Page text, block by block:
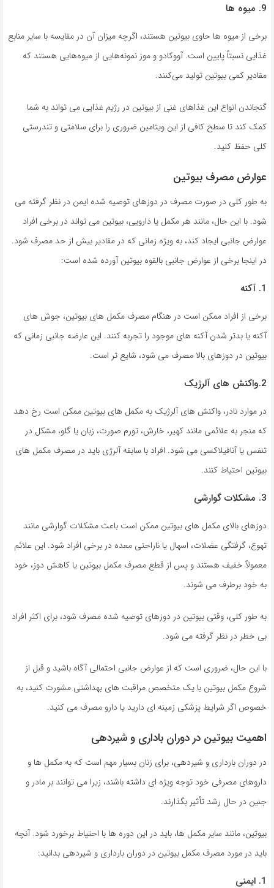
9. میوه ها
برخی از میوه ها حاوی بیوتین هستند، اگرچه میزان آن در مقایسه با سایر منابع
غذایی نسبتاً پایین است. آووکادو و موز نمونه‌هایی از میوه‌هایی هستند که
مقادیر کمی بیوتین تولید می‌کنند.
گنجاندن انواع این غذاهای غنی از بیوتین در رژیم غذایی می تواند به شما
کمک کند تا سطح کافی از این ویتامین ضروری را برای سلامتی و تندرستی
کلی حفظ کنید.
عوارض مصرف بیوتین
به طور کلی در صورت مصرف در دوزهای توصیه شده ایمن در نظر گرفته می
شود. با این حال، مانند هر مکمل یا دارویی، بیوتین می تواند در برخی افراد
عوارض جانبی ایجاد کند، به ویژه زمانی که در مقادیر بیش از حد مصرف شود.
در اینجا برخی از عوارض جانبی بالقوه بیوتین آورده شده است:
1. آکنه
برخی از افراد ممکن است در هنگام مصرف مکمل های بیوتین، جوش های
آکنه یا بدتر شدن آکنه های موجود را تجربه کنند. این عارضه جانبی زمانی که
بیوتین در دوزهای بالا مصرف می شود، شایع تر است.
2.واکنش های آلرژیک
در موارد نادر، واکنش های آلرژیک به مکمل های بیوتین ممکن است رخ دهد
که منجر به علائمی مانند کهیر، خارش، تورم صورت، زبان یا گلو، مشکل در
تنفس یا آنافیلاکسی می شود. افراد با سابقه آلرژی باید در مصرف مکمل های
بیوتین احتیاط کنند.
3. مشکلات گوارشی
دوزهای بالای مکمل های بیوتین ممکن است باعث مشکلات گوارشی مانند
تهوع، گرفتگی عضلات، اسهال یا ناراحتی معده در برخی افراد شود. این علائم
معمولاً خفیف هستند و پس از قطع مصرف مکمل بیوتین یا کاهش دوز، خود
به خود برطرف می شوند.
به طور کلی، وقتی بیوتین در دوزهای توصیه شده مصرف شود، برای اکثر افراد
بی خطر در نظر گرفته می شود.
با این حال، ضروری است که از عوارض جانبی احتمالی آگاه باشید و قبل از
شروع مکمل بیوتین با یک متخصص مراقبت های بهداشتی مشورت کنید، به
خصوص اگر شرایط پزشکی زمینه ای دارید یا دارو مصرف می کنید.
اهمیت بیوتین در دوران باداری و شیردهی
در دوران بارداری و شیردهی، برای زنان بسیار مهم است که به مکمل ها و
داروهای مصرفی خود توجه ویژه ای داشته باشند، زیرا می توانند بر مادر و
جنین در حال رشد تأثیر بگذارند.
بیوتین، مانند سایر مکمل ها، باید در این دوره ها با احتیاط برخورد شود. آنچه
باید در مورد مصرف مکمل بیوتین در دوران بارداری و شیردهی بدانید:
1. ایمنی